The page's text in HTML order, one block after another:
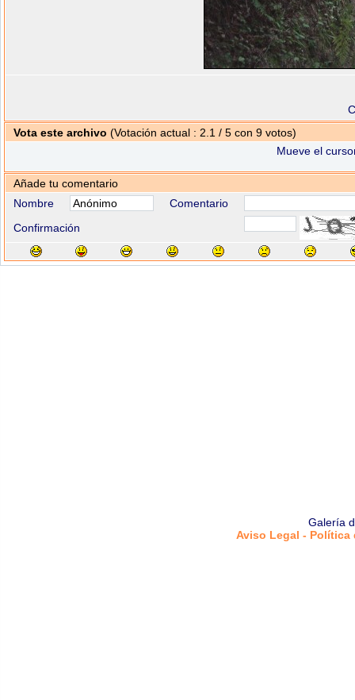
Vota este archivo (Votación actual : 2.1 / 5 con 9 votos)
Mueve el
Añade tu comentario
Nombre
Comentario
Confirmación
Galería
Aviso Legal -